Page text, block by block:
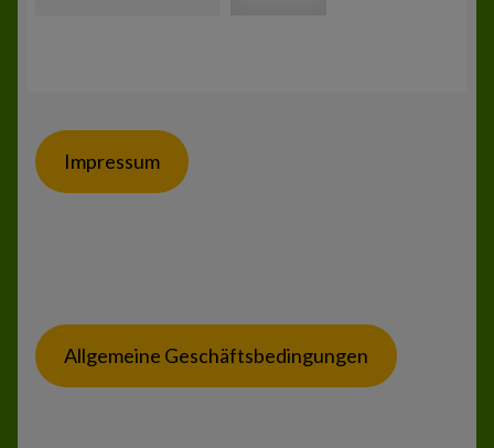
Impressum
Allgemeine Geschäftsbedingungen